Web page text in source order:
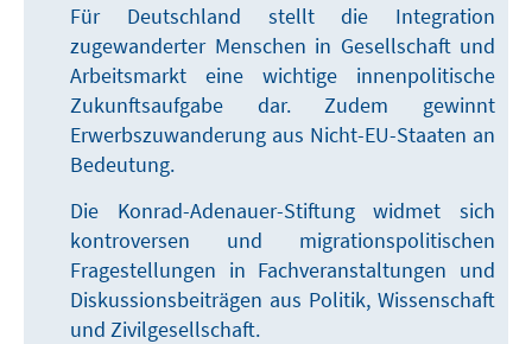
Für Deutschland stellt die Integration
zugewanderter Menschen in Gesellschaft und
Arbeitsmarkt eine wichtige innenpolitische
Zukunftsaufgabe dar. Zudem gewinnt
Erwerbszuwanderung aus Nicht-EU-Staaten an
Bedeutung.
Die Konrad-Adenauer-Stiftung widmet sich
kontroversen und migrationspolitischen
Fragestellungen in Fachveranstaltungen und
Diskussionsbeiträgen aus Politik, Wissenschaft
und Zivilgesellschaft.